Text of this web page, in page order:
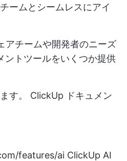
ームとシームレスにアイ
アチームや開発者のニーズ
ントツールをいくつか提供
す。 ClickUp ドキュメン
features/ai ClickUp AI